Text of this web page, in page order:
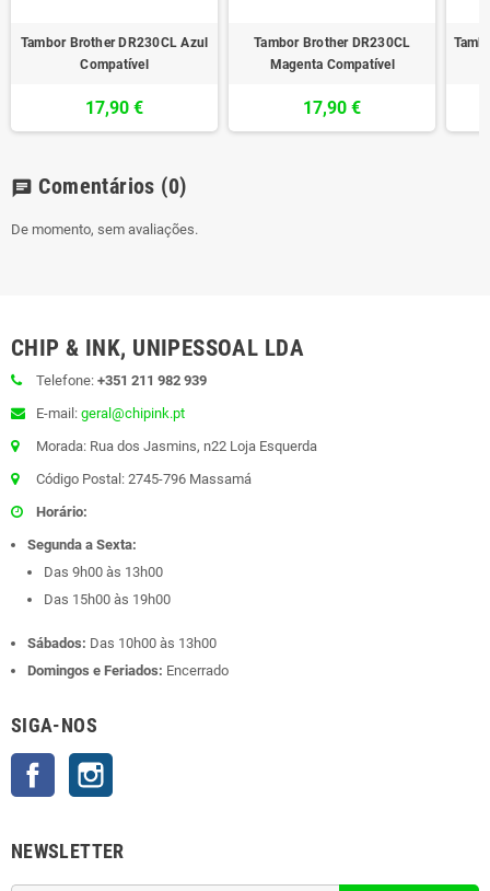
Tambor Brother DR230CL Azul
Compatível
17,90 €
Tambor Brother DR230CL
Magenta Compatível
17,90 €
chat Comentários (0)
De momento, sem avaliações.
CHIP & INK, UNIPESSOAL LDA
Telefone: +351 211 982 939
E-mail: geral@chipink.pt
Morada: Rua dos Jasmins, n22 Loja Esquerda
Código Postal: 2745-796 Massamá
Horário:
Segunda a Sexta:
Das 9h00 às 13h00
Das 15h00 às 19h00
Sábados: Das 10h00 às 13h00
Domingos e Feriados: Encerrado
SIGA-NOS
Facebook
NEWSLETTER